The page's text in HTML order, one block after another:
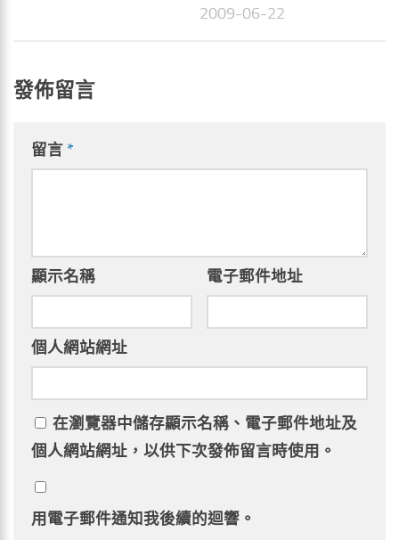
2009-06-22
發佈留言
留言 *
顯示名稱 電子郵件地址
個人網站網址
在瀏覽器中儲存顯示名稱、電子郵件地址及
個人網站網址，以供下次發佈留言時使用。
用電子郵件通知我後續的迴響。